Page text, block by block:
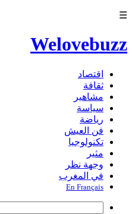
☰
Welovebuzz
اقتصاد
ثقافة
مشاهير
سياسة
رياضة
فن العيش
تكنولوجيا
مثير
وجهة نظر
في المغرب
En Français